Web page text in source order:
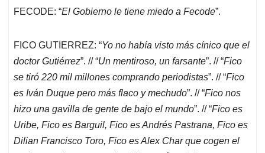
FECODE: “El Gobierno le tiene miedo a Fecode”.
FICO GUTIERREZ: “Yo no había visto más cínico que el
doctor Gutiérrez”. // “Un mentiroso, un farsante”. // “Fico
se tiró 220 mil millones comprando periodistas”. // “Fico
es Iván Duque pero más flaco y mechudo”. // “Fico nos
hizo una gavilla de gente de bajo el mundo”. // “Fico es
Uribe, Fico es Barguil, Fico es Andrés Pastrana, Fico es
Dilian Francisco Toro, Fico es Alex Char que cogen el